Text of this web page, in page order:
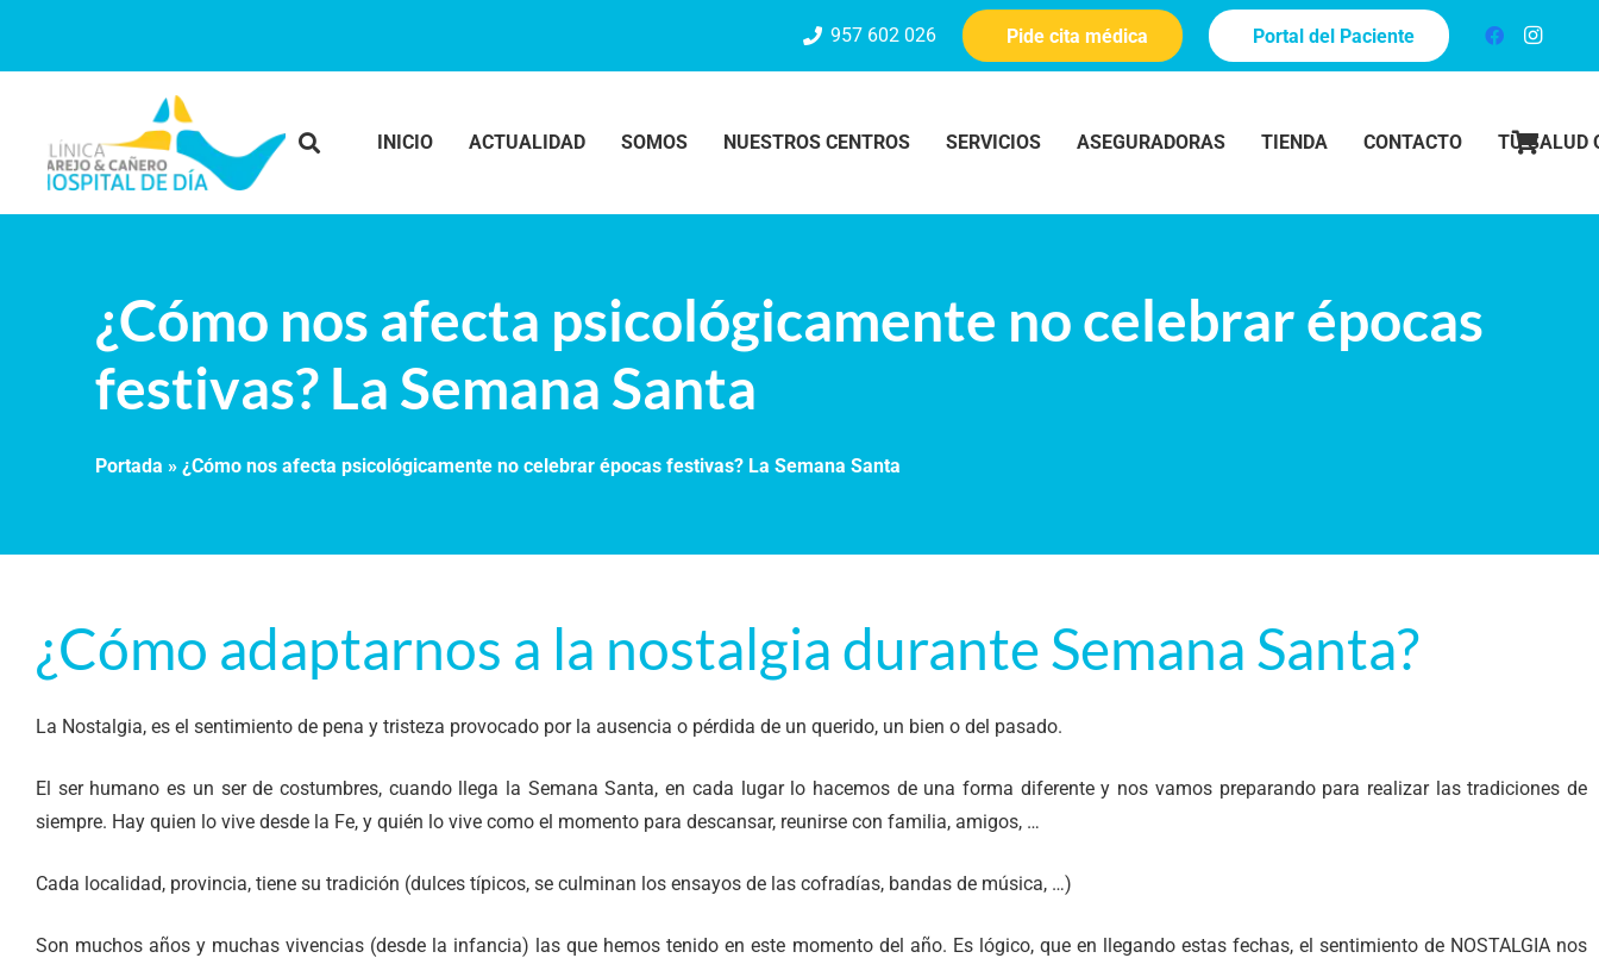
957 602 026 Pide cita médica Portal del Paciente
INICIO ACTUALIDAD SOMOS NUESTROS CENTROS SERVICIOS ASEGURADORAS TIENDA CONTACTO TU SALUD
¿Cómo nos afecta psicológicamente no celebrar épocas
festivas? La Semana Santa
Portada » ¿Cómo nos afecta psicológicamente no celebrar épocas festivas? La Semana Santa
¿Cómo adaptarnos a la nostalgia durante Semana Santa?
La Nostalgia, es el sentimiento de pena y tristeza provocado por la ausencia o pérdida de un querido, un bien o del pasado.
El ser humano es un ser de costumbres, cuando llega la Semana Santa, en cada lugar lo hacemos de una forma diferente y nos vamos preparando para realizar las tradiciones de
siempre. Hay quien lo vive desde la Fe, y quién lo vive como el momento para descansar, reunirse con familia, amigos, …
Cada localidad, provincia, tiene su tradición (dulces típicos, se culminan los ensayos de las cofradías, bandas de música, …)
Son muchos años y muchas vivencias (desde la infancia) las que hemos tenido en este momento del año. Es lógico, que en llegando estas fechas, el sentimiento de NOSTALGIA nos